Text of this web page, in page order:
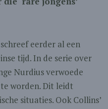
schreef eerder al een
tijd. In de serie over
Nurdius verwoede
worden. Dit leidt
situaties. Ook Collins’